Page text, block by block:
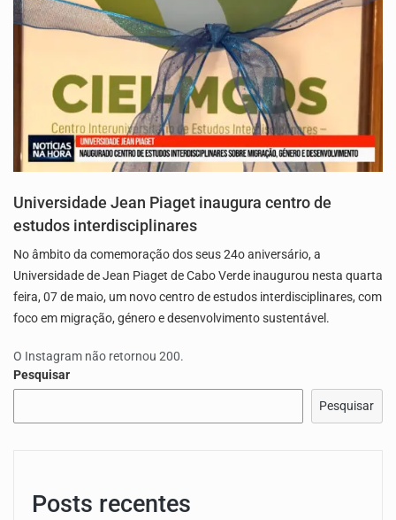
Universidade Jean Piaget inaugura centro de
estudos interdisciplinares
No âmbito da comemoração dos seus 24o aniversário, a
Universidade de Jean Piaget de Cabo Verde inaugurou nesta quarta
feira, 07 de maio, um novo centro de estudos interdisciplinares, com
foco em migração, género e desenvolvimento sustentável.
O Instagram não retornou 200.
Pesquisar
Pesquisar
Posts recentes